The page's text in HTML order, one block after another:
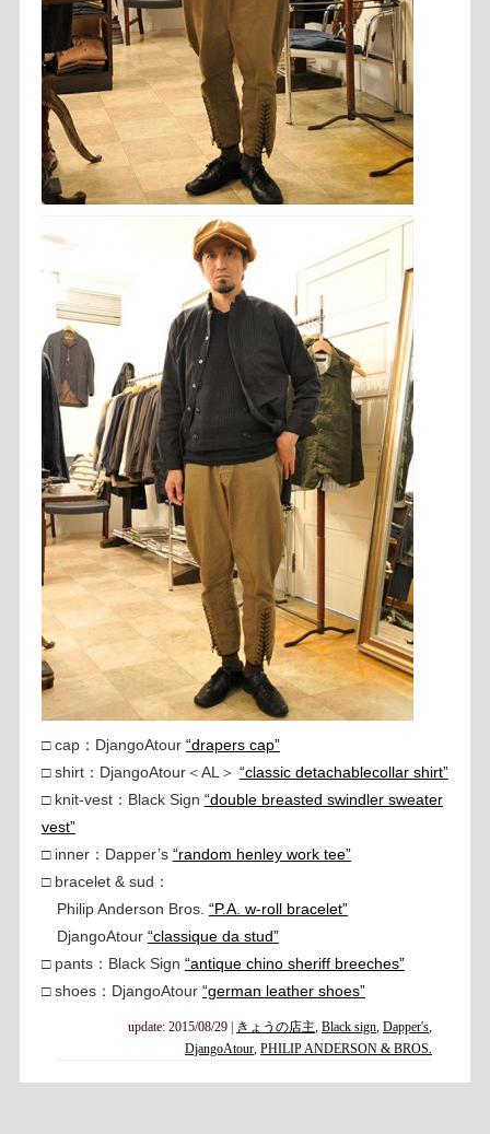
□ cap：DjangoAtour “drapers cap”
□ shirt：DjangoAtour＜AL＞ “classic detachablecollar shirt”
□ knit-vest：Black Sign “double breasted swindler sweater
vest”
□ inner：Dapper’s “random henley work tee”
□ bracelet & sud：
Philip Anderson Bros. “P.A. w-roll bracelet”
DjangoAtour “classique da stud”
□ pants：Black Sign “antique chino sheriff breeches”
□ shoes：DjangoAtour “german leather shoes”
update: 2015/08/29 | きょうの店主 ,Black sign ,Dapper's
DjangoAtour ,PHILIP ANDERSON & BROS.